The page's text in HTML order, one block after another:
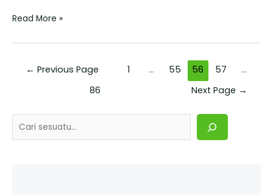
Read More »
← Previous Page 1 … 55 56 57
…
86
Next Page →